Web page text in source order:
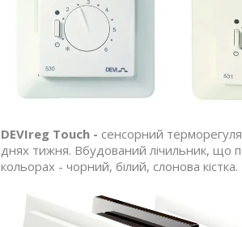
DEVIreg Touch - сенсорний
днях тижня. Вбудований лічильник, що
кольорах - чорний, білий, слонова кістка.